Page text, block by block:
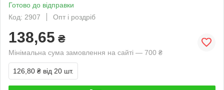
Готово до відправки
Код: 2907
Опт і роздріб
138,65 ₴
Мінімальна сума замовлення на сайті — 700 ₴
126,80 ₴ від 20 шт.